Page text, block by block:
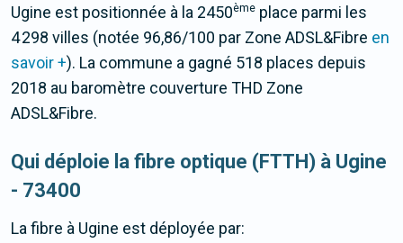
Ugine est positionnée à la 2450ème place parmi les
4 298 villes (notée 96,86/100 par Zone ADSL&Fibre en
savoir +). La commune a gagné 518 places depuis
2018 au baromètre couverture THD Zone
ADSL&Fibre.
Qui déploie la fibre optique (FTTH) à Ugine
- 73400
La fibre à Ugine est déployée par: